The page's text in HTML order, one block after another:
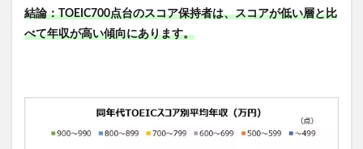
結論：TOEIC700点台のスコア保持者は、スコアが低い層と比
べて年収が高い傾向にあります。